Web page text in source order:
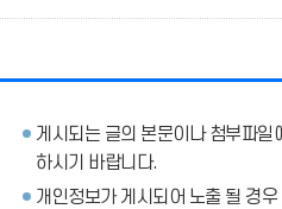
게시되는 글의 본문이나 첨부파일
하시기 바랍니다.
개인정보가 게시되어 노출 될 경